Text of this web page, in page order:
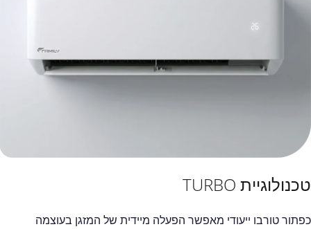
טכנולוגיית TURBO
כפתור טורבו ייעודי מאפשר הפעלה מיידית של המזגן בעוצמה